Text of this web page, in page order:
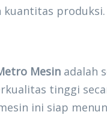
kuantitas produksi.
Mesin adalah
tinggi
ini siap